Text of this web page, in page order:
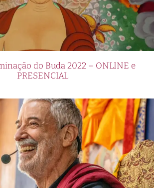
do Buda 2022 – ONLINE e
PRESENCIAL